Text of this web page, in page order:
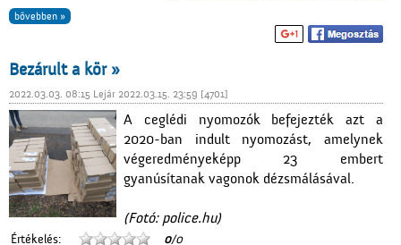
bővebben »
Bezárult a kör »
2022.03.03. 08:15 Lejár 2022.03.15. 23:59 [4701]
A ceglédi nyomozók befejezték azt a
2020-ban indult nyomozást, amelynek
végeredményeképp 23 embert
gyanúsítanak vagonok dézsmálásával.
(Fotó: police.hu)
Értékelés: 0/0